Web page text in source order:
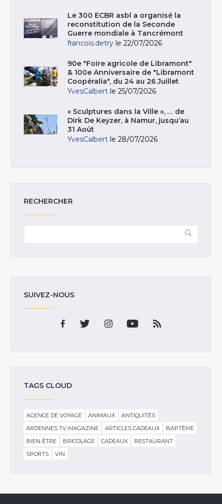
Le 300 ECBR asbl a organisé la
reconstitution de la Seconde
Guerre mondiale à Tancrémont
francois.detry le 22/07/2026
90e "Foire agricole de Libramont"
& 100e Anniversaire de "Libramont
Coopéralia", du 24 au 26 Juillet
YvesCalbert le 25/07/2026
« Sculptures dans la Ville », … de
Dirk De Keyzer, à Namur, jusqu’au
31 Août
YvesCalbert le 28/07/2026
RECHERCHER
SUIVEZ-NOUS
TAGS CLOUD
AGENCE DE VOYAGE ANIMAUX
ANTIQUITÉS
ARDENNES TV-MAGAZINE
ARTICLES CADEAUX
BAPTÊME
BIEN-ÊTRE
BRICOLAGE CADEAUX
RESTAURANT
SPORTS
VIN